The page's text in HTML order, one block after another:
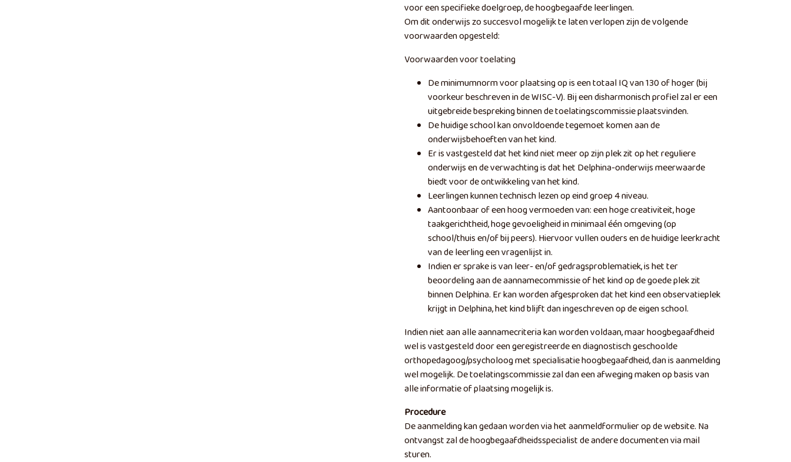
voor een specifieke doelgroep, de hoogbegaafde leerlingen.
Om dit onderwijs zo succesvol mogelijk te laten verlopen zijn de volgende
voorwaarden opgesteld:
Voorwaarden voor toelating
De minimumnorm voor plaatsing op is een totaal IQ van 130 of hoger (bij
voorkeur beschreven in de WISC-V). Bij een disharmonisch profiel zal er een
uitgebreide bespreking binnen de toelatingscommissie plaatsvinden.
De huidige school kan onvoldoende tegemoet komen aan de
onderwijsbehoeften van het kind.
Er is vastgesteld dat het kind niet meer op zijn plek zit op het reguliere
onderwijs en de verwachting is dat het Delphina-onderwijs meerwaarde
biedt voor de ontwikkeling van het kind.
Leerlingen kunnen technisch lezen op eind groep 4 niveau.
Aantoonbaar of een hoog vermoeden van: een hoge creativiteit, hoge
taakgerichtheid, hoge gevoeligheid in minimaal één omgeving (op
school/thuis en/of bij peers). Hiervoor vullen ouders en de huidige leerkracht
van de leerling een vragenlijst in.
Indien er sprake is van leer- en/of gedragsproblematiek, is het ter
beoordeling aan de aannamecommissie of het kind op de goede plek zit
binnen Delphina. Er kan worden afgesproken dat het kind een observatieplek
krijgt in Delphina, het kind blijft dan ingeschreven op de eigen school.
Indien niet aan alle aannamecriteria kan worden voldaan, maar hoogbegaafdheid
wel is vastgesteld door een geregistreerde en diagnostisch geschoolde
orthopedagoog/psycholoog met specialisatie hoogbegaafdheid, dan is aanmelding
wel mogelijk. De toelatingscommissie zal dan een afweging maken op basis van
alle informatie of plaatsing mogelijk is.
Procedure
De aanmelding kan gedaan worden via het aanmeldformulier op de website. Na
ontvangst zal de hoogbegaafdheidsspecialist de andere documenten via mail
sturen.